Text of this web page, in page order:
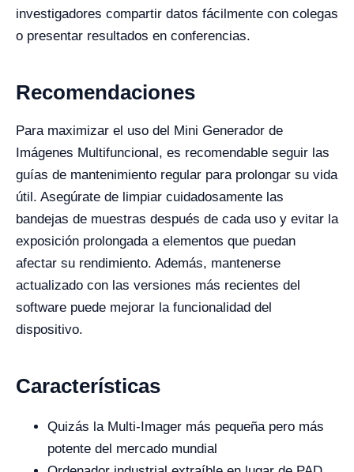
investigadores compartir datos fácilmente con colegas
o presentar resultados en conferencias.
Recomendaciones
Para maximizar el uso del Mini Generador de
Imágenes Multifuncional, es recomendable seguir las
guías de mantenimiento regular para prolongar su vida
útil. Asegúrate de limpiar cuidadosamente las
bandejas de muestras después de cada uso y evitar la
exposición prolongada a elementos que puedan
afectar su rendimiento. Además, mantenerse
actualizado con las versiones más recientes del
software puede mejorar la funcionalidad del
dispositivo.
Características
Quizás la Multi-Imager más pequeña pero más
potente del mercado mundial